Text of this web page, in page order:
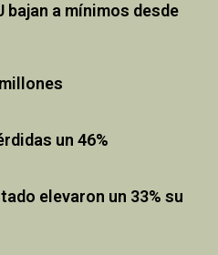
bajan a mínimos desde
un 46%
elevaron un 33% su